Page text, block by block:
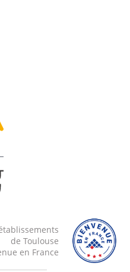
durable
juste
de Toulouse
en France